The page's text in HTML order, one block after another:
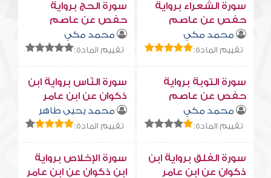
سورة الشعراء برواية
حفص عن عاصم
محمد مكي
تقييم المادة:
سورة الحج برواية
حفص عن عاصم
محمد مكي
تقييم المادة:
سورة التوبة برواية
حفص عن عاصم
محمد مكي
تقييم المادة:
سورة النّاس برواية ابن
ذكوان عن ابن عامر
محمد يحيى طاهر
تقييم المادة:
سورة الفلق برواية ابن
ذكوان عن ابن عامر
سورة الإخلاص برواية
ابن ذكوان عن ابن عامر